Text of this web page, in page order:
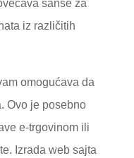
šanse za
iz različitih
omogućava da
Ovo je posebno
e-trgovinom ili
Izrada web sajta